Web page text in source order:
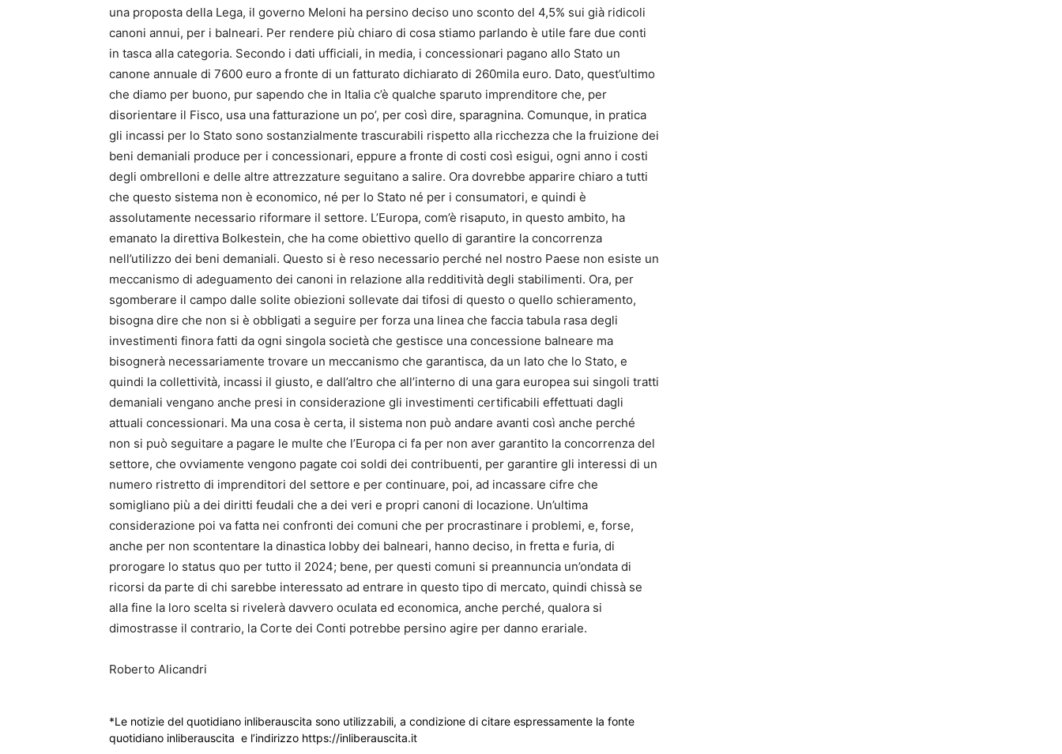
una proposta della Lega, il governo Meloni ha persino deciso uno sconto del 4,5% sui già ridicoli
canoni annui, per i balneari. Per rendere più chiaro di cosa stiamo parlando è utile fare due conti
in tasca alla categoria. Secondo i dati ufficiali, in media, i concessionari pagano allo Stato un
canone annuale di 7600 euro a fronte di un fatturato dichiarato di 260mila euro. Dato, quest’ultimo
che diamo per buono, pur sapendo che in Italia c’è qualche sparuto imprenditore che, per
disorientare il Fisco, usa una fatturazione un po’, per così dire, sparagnina. Comunque, in pratica
gli incassi per lo Stato sono sostanzialmente trascurabili rispetto alla ricchezza che la fruizione dei
beni demaniali produce per i concessionari, eppure a fronte di costi così esigui, ogni anno i costi
degli ombrelloni e delle altre attrezzature seguitano a salire. Ora dovrebbe apparire chiaro a tutti
che questo sistema non è economico, né per lo Stato né per i consumatori, e quindi è
assolutamente necessario riformare il settore. L’Europa, com’è risaputo, in questo ambito, ha
emanato la direttiva Bolkestein, che ha come obiettivo quello di garantire la concorrenza
nell’utilizzo dei beni demaniali. Questo si è reso necessario perché nel nostro Paese non esiste un
meccanismo di adeguamento dei canoni in relazione alla redditività degli stabilimenti. Ora, per
sgomberare il campo dalle solite obiezioni sollevate dai tifosi di questo o quello schieramento,
bisogna dire che non si è obbligati a seguire per forza una linea che faccia tabula rasa degli
investimenti finora fatti da ogni singola società che gestisce una concessione balneare ma
bisognerà necessariamente trovare un meccanismo che garantisca, da un lato che lo Stato, e
quindi la collettività, incassi il giusto, e dall’altro che all’interno di una gara europea sui singoli tratti
demaniali vengano anche presi in considerazione gli investimenti certificabili effettuati dagli
attuali concessionari. Ma una cosa è certa, il sistema non può andare avanti così anche perché
non si può seguitare a pagare le multe che l’Europa ci fa per non aver garantito la concorrenza del
settore, che ovviamente vengono pagate coi soldi dei contribuenti, per garantire gli interessi di un
numero ristretto di imprenditori del settore e per continuare, poi, ad incassare cifre che
somigliano più a dei diritti feudali che a dei veri e propri canoni di locazione. Un’ultima
considerazione poi va fatta nei confronti dei comuni che per procrastinare i problemi, e, forse,
anche per non scontentare la dinastica lobby dei balneari, hanno deciso, in fretta e furia, di
prorogare lo status quo per tutto il 2024; bene, per questi comuni si preannuncia un’ondata di
ricorsi da parte di chi sarebbe interessato ad entrare in questo tipo di mercato, quindi chissà se
alla fine la loro scelta si rivelerà davvero oculata ed economica, anche perché, qualora si
dimostrasse il contrario, la Corte dei Conti potrebbe persino agire per danno erariale.
Roberto Alicandri
*Le notizie del quotidiano inliberauscita sono utilizzabili, a condizione di citare espressamente la fonte
quotidiano inliberauscita e l’indirizzo https://inliberauscita.it